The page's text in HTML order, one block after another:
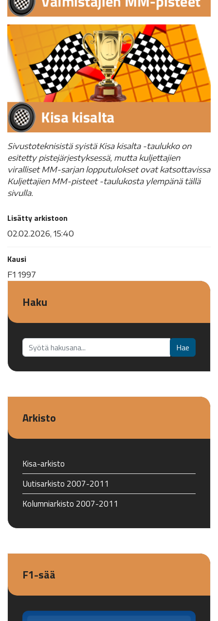
Sivustoteknisistä syistä Kisa kisalta -taulukko on
esitetty pistejärjestyksessä, mutta kuljettajien
viralliset MM-sarjan lopputulokset ovat katsottavissa
Kuljettajien MM-pisteet -taulukosta ylempänä tällä
sivulla.
Lisätty arkistoon
02.02.2026, 15:40
Kausi
F1 1997
Haku
Etsi... Hae
Arkisto
Kisa-arkisto
Uutisarkisto 2007-2011
Kolumniarkisto 2007-2011
F1-sää